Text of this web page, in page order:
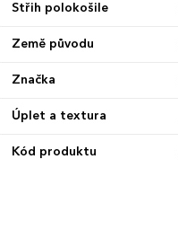
Střih polokošile
Země původu
Značka
Úplet a textura
Kód produktu